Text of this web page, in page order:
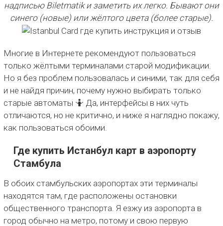
надписью Biletmatik и заметить их легко. Бывают они
синего (новые) или жёлтого цвета (более старые).
Многие в Интернете рекомендуют пользоваться
только жёлтыми терминалами старой модификации.
Но я без проблем пользовалась и синими, так для себя
и не найдя причин, почему нужно выбирать только
старые автоматы 🤷 Да, интерфейсы в них чуть
отличаются, но не критично, и ниже я наглядно покажу,
как пользоваться обоими.
Где купить Истанбул карт в аэропорту
Стамбула
В обоих стамбульских аэропортах эти терминалы
находятся там, где расположены остановки
общественного транспорта. Я езжу из аэропорта в
город обычно на метро, потому и свою первую